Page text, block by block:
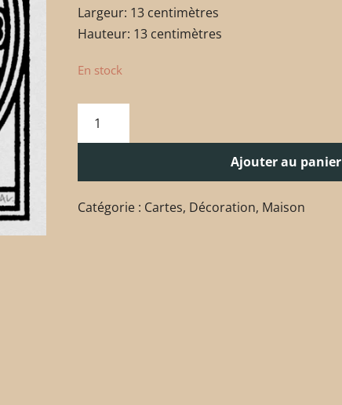
Largeur: 13 centimètres
Hauteur: 13 centimètres
En stock
Ajouter au panier
Catégorie : Cartes, Décoration, Maison